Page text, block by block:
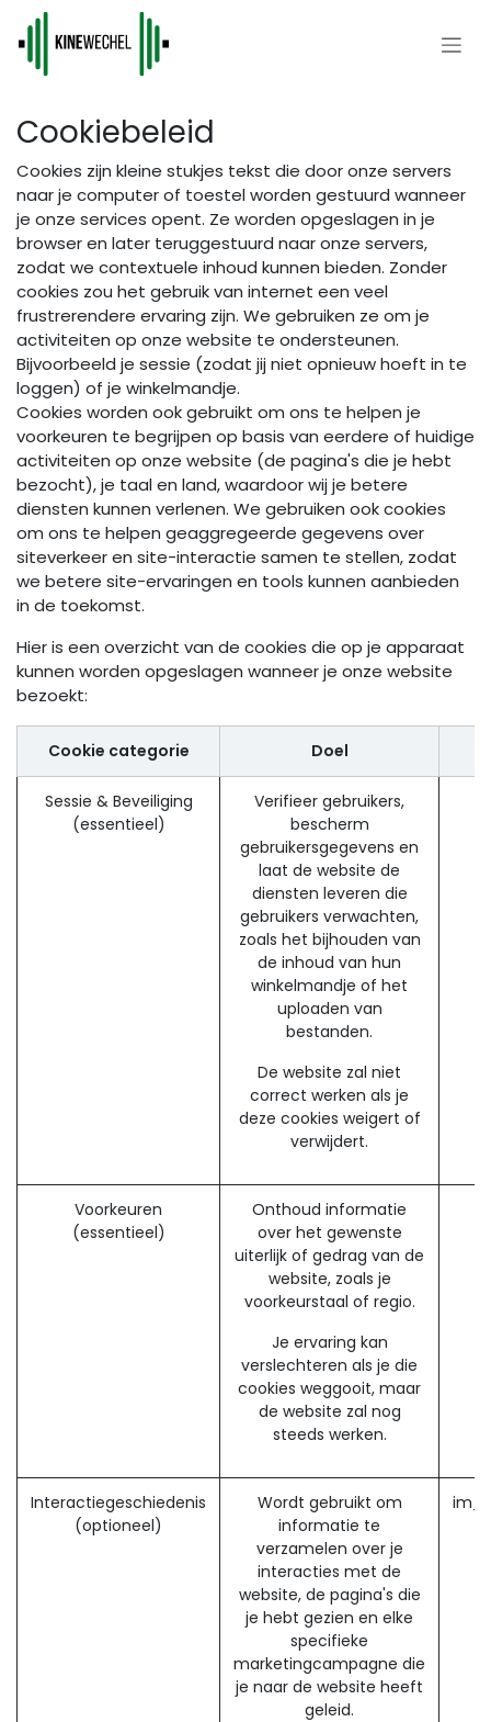
Overslaan naar inhoud
Cookiebeleid
Cookies zijn kleine stukjes tekst die door onze servers
naar je computer of toestel worden gestuurd wanneer
je onze services opent. Ze worden opgeslagen in je
browser en later teruggestuurd naar onze servers,
zodat we contextuele inhoud kunnen bieden. Zonder
cookies zou het gebruik van internet een veel
frustrerendere ervaring zijn. We gebruiken ze om je
activiteiten op onze website te ondersteunen.
Bijvoorbeeld je sessie (zodat jij niet opnieuw hoeft in te
loggen) of je winkelmandje.
Cookies worden ook gebruikt om ons te helpen je
voorkeuren te begrijpen op basis van eerdere of huidige
activiteiten op onze website (de pagina's die je hebt
bezocht), je taal en land, waardoor wij je betere
diensten kunnen verlenen. We gebruiken ook cookies
om ons te helpen geaggregeerde gegevens over
siteverkeer en site-interactie samen te stellen, zodat
we betere site-ervaringen en tools kunnen aanbieden
in de toekomst.
Hier is een overzicht van de cookies die op je apparaat
kunnen worden opgeslagen wanneer je onze website
bezoekt:
Cookie categorie Doel
Sessie & Beveiliging
(essentieel)
Verifieer gebruikers,
bescherm
gebruikersgegevens en
laat de website de
diensten leveren die
gebruikers verwachten,
zoals het bijhouden van
de inhoud van hun
winkelmandje of het
uploaden van
bestanden.
De website zal niet
correct werken als je
deze cookies weigert of
verwijdert.
Voorkeuren
(essentieel)
Onthoud informatie
over het gewenste
uiterlijk of gedrag van de
website, zoals je
voorkeurstaal of regio.
Je ervaring kan
verslechteren als je die
cookies weggooit, maar
de website zal nog
steeds werken.
Interactiegeschiedenis
(optioneel)
Wordt gebruikt om
informatie te
verzamelen over je
interacties met de
website, de pagina's die
je hebt gezien en elke
specifieke
marketingcampagne die
je naar de website heeft
geleid.